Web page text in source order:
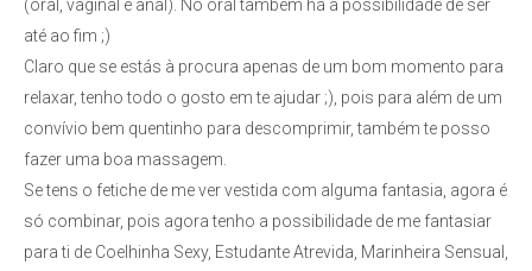
(oral, vaginal e anal). No oral também há a possibilidade de ser
até ao fim ;)
Claro que se estás à procura apenas de um bom momento para
relaxar, tenho todo o gosto em te ajudar ;), pois para além de um
convívio bem quentinho para descomprimir, também te posso
fazer uma boa massagem.
Se tens o fetiche de me ver vestida com alguma fantasia, agora é
só combinar, pois agora tenho a possibilidade de me fantasiar
para ti de Coelhinha Sexy, Estudante Atrevida, Marinheira Sensual,